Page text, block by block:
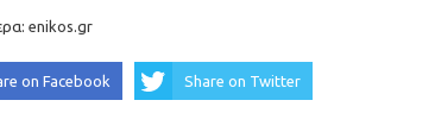
enikos.gr
on Facebook Share on Twitter